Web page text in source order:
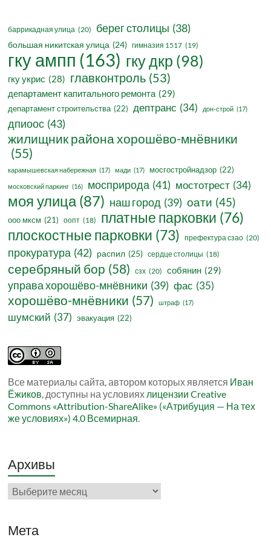
баррикадная улица (20) берег столицы (38)
большая никитская улица (24) гимназия 1517 (19)
гку ампп (163) гку дкр (98)
гку укрис (28) главконтроль (53)
департамент капитального ремонта (29)
департамент строительства (22) дептранс (34) дон-строй (17)
дпиоос (43)
жилищник района хорошёво-мнёвники
(55)
карамышевская набережная (17) мади (17) мосгостройнадзор (22)
московский паркинг (16) мосприрода (41) мостотрест (34)
моя улица(87) наш город (39) оати (45)
ооо мксм (21) оопт (18) платные парковки (76)
плоскостные парковки (73) префектура сзао (20)
прокуратура (42) распил (25) сердце столицы (18)
серебряный бор (58) сзх (20) собянин (29)
управа хорошёво-мнёвники (39) фас (35)
хорошёво-мнёвники (57) штраф (17)
шумский (37) эвакуация (22)
Все материалы сайта, автором которых является Иван
Ёжиков, доступны на условиях лицензии Creative
Commons «Attribution-ShareAlike» («Атрибуция — На тех
же условиях») 4.0 Всемирная.
Архивы
Архивы
Мета